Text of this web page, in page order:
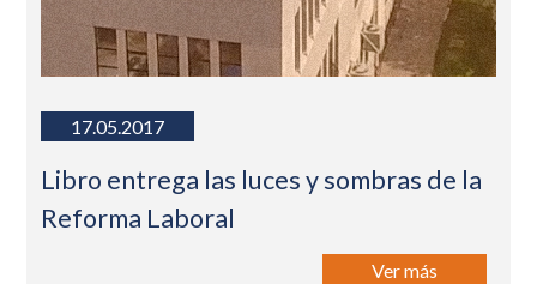
17.05.2017
Libro entrega las luces y sombras de la
Reforma Laboral
Ver más